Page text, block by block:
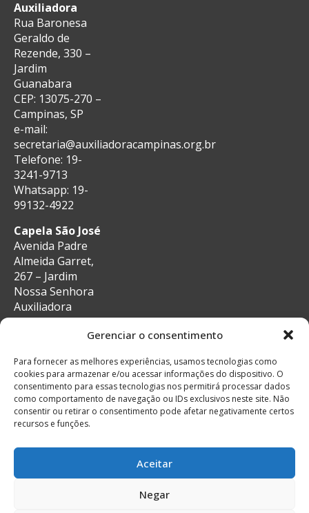
Gerenciar o consentimento
Para fornecer as melhores experiências, usamos tecnologias como
cookies para armazenar e/ou acessar informações do dispositivo. O
consentimento para essas tecnologias nos permitirá processar dados
como comportamento de navegação ou IDs exclusivos neste site. Não
consentir ou retirar o consentimento pode afetar negativamente certos
recursos e funções.
Aceitar
Negar
Auxiliadora
Rua Baronesa
Geraldo de
Rezende, 330 –
Jardim
Guanabara
CEP: 13075-270 –
Campinas, SP
e-mail:
secretaria@auxiliadoracampinas.org.br
Telefone: 19-
3241-9713
Whatsapp: 19-
99132-4922
Capela São José
Avenida Padre
Almeida Garret,
267 – Jardim
Nossa Senhora
Auxiliadora
CEP: 13087-29 –
secretaria@auxiliadoracampinas.org.br
Telefone: 19-
3241-9713
Whatsapp: 19-
99132-4922
© Todos os direitos reservados